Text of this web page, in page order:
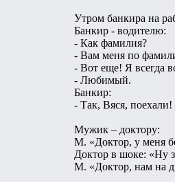
Утром банкира на
Банкир - водителю:
- Как фамилия?
- Вам меня по
- Вот еще! Я всегда
- Любимый.
Банкир:
- Так, Вяся,
Мужик – доктору:
М. «Доктор, у меня
Доктор в шоке: «Ну
М. «Доктор, нам на